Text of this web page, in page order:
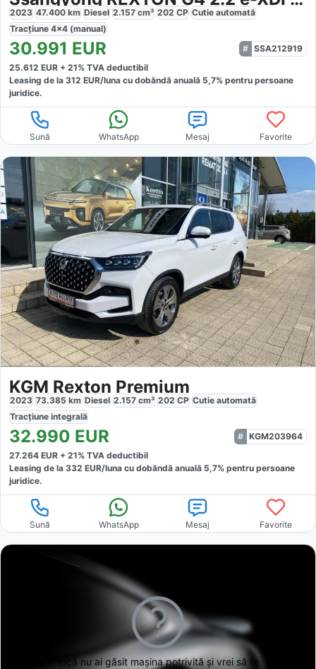
2023 47.400 km Diesel 2.157 cm³ 202 CP Cutie automată
Tracțiune 4x4 (manual)
30.991 EUR
SSA212919
25.612 EUR + 21% TVA deductibil
Leasing de la 312 EUR/luna cu dobăndă anuală 5,7% pentru persoane
juridice.
Sună WhatsApp Mesaj Favorite
KGM Rexton Premium
2023 73.385 km Diesel 2.157 cm³ 202 CP Cutie automată
Tracțiune integrală
32.990 EUR
KGM203964
27.264 EUR + 21% TVA deductibil
Leasing de la 332 EUR/luna cu dobăndă anuală 5,7% pentru persoane
juridice.
Sună WhatsApp Mesaj Favorite
Încă nu ai găsitmașina potrivită și vrei să te